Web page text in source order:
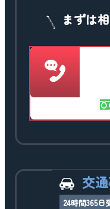
まずは
交
24時間365日